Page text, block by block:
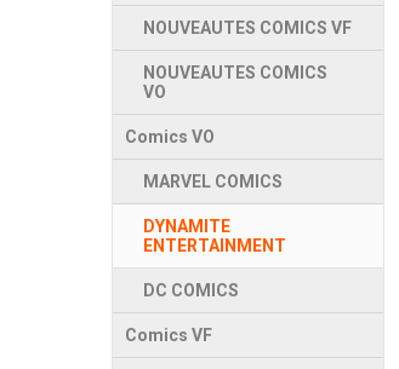
NOUVEAUTES COMICS VF
NOUVEAUTES COMICS
VO
Comics VO
MARVEL COMICS
DYNAMITE
ENTERTAINMENT
DC COMICS
Comics VF